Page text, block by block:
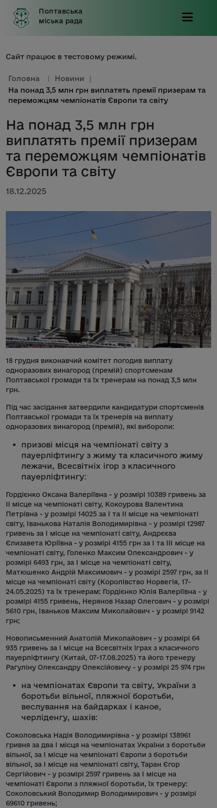
Полтавська
міська рада
Сайт працює в тестовому режимі.
Головна | Новини |
На понад 3,5 млн грн виплатять премії призерам та
переможцям чемпіонатів Європи та світу
На понад 3,5 млн грн
виплатять премії призерам
та переможцям чемпіонатів
Європи та світу
18.12.2025
18 грудня виконавчий комітет погодив виплату
одноразових винагород (премій) спортсменам
Полтавської громади та їх тренерам на понад 3,5 млн
грн.
Під час засідання затвердили кандидатури спортсменів
Полтавської громади та їх тренерів на виплату
одноразових винагород (премій), які вибороли:
призові місця на чемпіонаті світу з
пауерліфтингу з жиму та класичного жиму
лежачи, Всесвітніх ігор з класичного
пауерліфтингу:
Гордієнко Оксана Валеріївна - у розмірі 10389 гривень за
II місце на чемпіонаті світу, Кокоурова Валентина
Петрівна - у розмірі 14025 за I та II місце на чемпіонаті
світу, Іванькова Наталія Володимирівна - у розмірі 12987
гривень за I місце на чемпіонаті світу, Андрєєва
Єлизавета Юріївна - у розмірі 4155 грн за I та III місце на
чемпіонаті світу, Голенко Максим Олександрович - у
розмірі 6493 грн, за I місце на чемпіонаті світу,
Матюшенко Андрій Максимович - у розмірі 2597 грн, за II
місце на чемпіонаті світу (Королівство Норвегія, 17-
24.05.2025) та їх тренерам: Гордієнко Юлія Валеріївна - у
розмірі 4155 гривень, Нерянов Назар Олегович - у розмірі
5610 грн, Іваньков Максим Миколайович - у розмірі 9142
грн;
Новописьменний Анатолій Миколайович - у розмірі 64
935 гривень за І місце на Всесвітніх іграх з класичного
пауерліфтингу (Китай, 07-17.08.2025) та його тренеру
Рагуліну Олександру Олексійовичу - у розмірі 25 974 грн
на чемпіонатах Європи та світу, України з
боротьби вільної, пляжної боротьби,
веслування на байдарках і каное,
черліденгу, шахів:
Соколовська Надія Володимирівна - у розмірі 138961
гривня за два I місця на чемпіонатах України з боротьби
вільної, за I місце на чемпіонаті Європи з боротьби
вільної, за I місце на чемпіонаті світу, Таран Єгор
Сергійович - у розмірі 2597 гривень за I місце на
чемпіонаті Європи з пляжної боротьби, їх тренеру:
Соколовський Володимир Володимирович - у розмірі
69610 гривень;